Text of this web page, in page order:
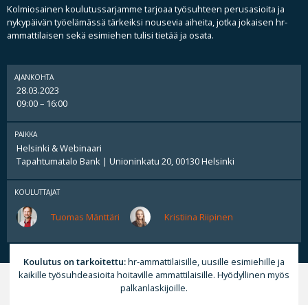
Kolmiosainen koulutussarjamme tarjoaa työsuhteen perusasioita ja
nykypäivän työelämässä tärkeiksi nousevia aiheita, jotka jokaisen hr-
ammattilaisen sekä esimiehen tulisi tietää ja osata.
AJANKOHTA
28.03.2023
09:00 – 16:00
PAIKKA
Helsinki & Webinaari
Tapahtumatalo Bank | Unioninkatu 20, 00130 Helsinki
KOULUTTAJAT
Tuomas Mänttäri Kristiina Riipinen
Koulutus on tarkoitettu:hr-ammattilaisille, uusille esimiehille ja
kaikille työsuhdeasioita hoitaville ammattilaisille. Hyödyllinen myös
palkanlaskijoille.